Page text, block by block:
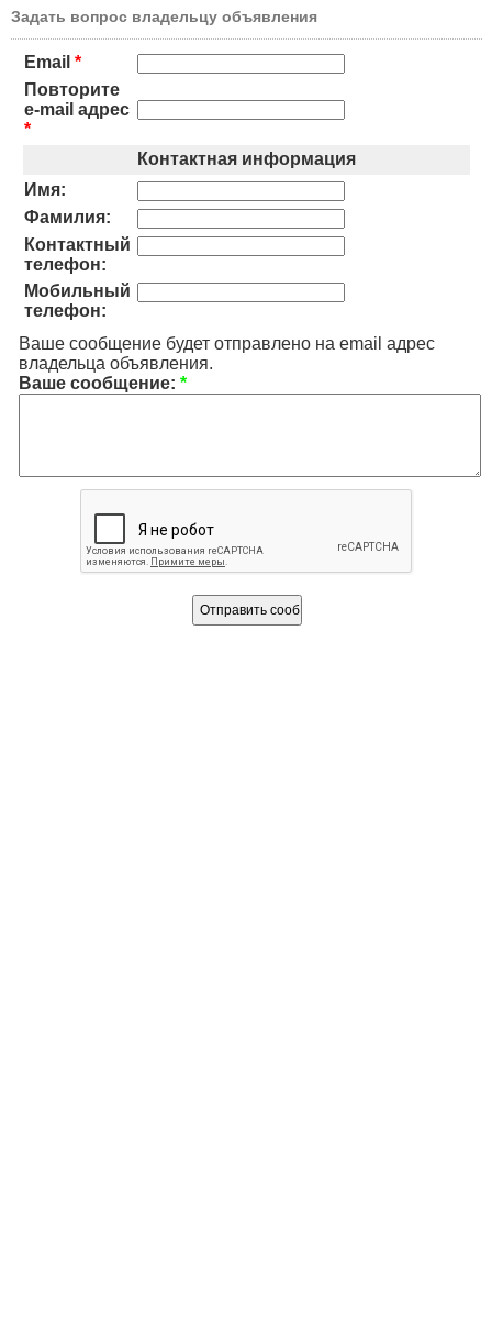
Задать вопрос владельцу объявления
Email *
Повторите
e-mail адрес
*
Контактная информация
Имя:
Фамилия:
Контактный
телефон:
Мобильный
телефон:
Ваше сообщение будет отправлено на email адрес
владельца объявления.
Ваше сообщение: *